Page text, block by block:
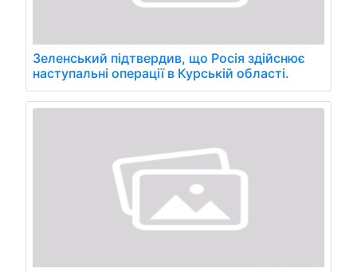
Зеленський підтвердив, що Росія здійснює
наступальні операції в Курській області.